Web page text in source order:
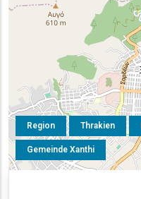
Region Thrakien
Gemeinde Xanthi